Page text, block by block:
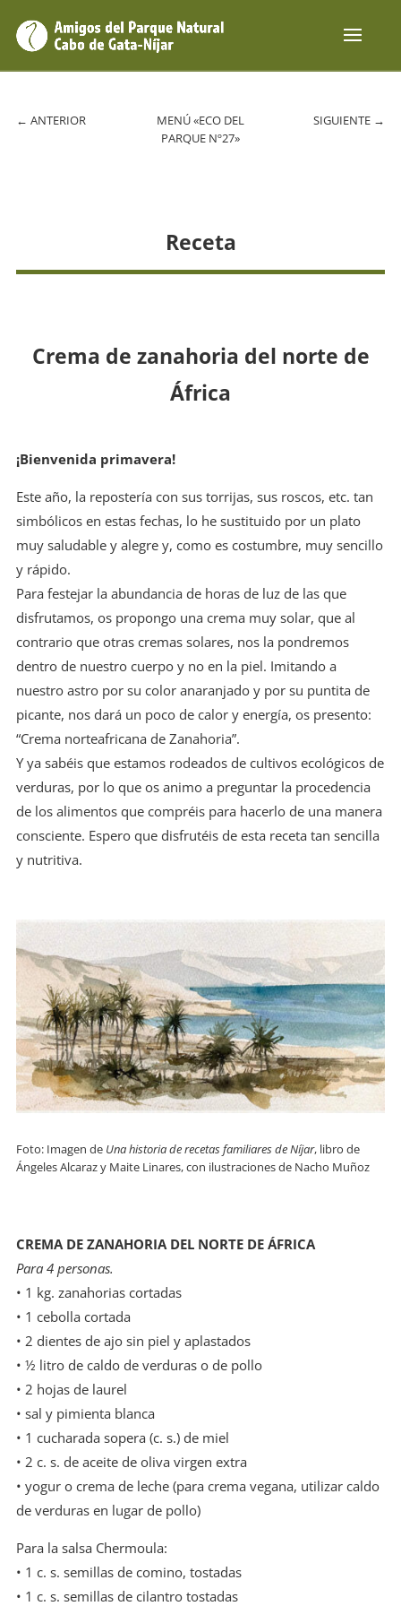
← ANTERIOR
MENÚ «ECO DEL
PARQUE Nº27»
SIGUIENTE →
Receta
Crema de zanahoria del norte de
África
¡Bienvenida primavera!
Este año, la repostería con sus torrijas, sus roscos, etc. tan
simbólicos en estas fechas, lo he sustituido por un plato
muy saludable y alegre y, como es costumbre, muy sencillo
y rápido.
Para festejar la abundancia de horas de luz de las que
disfrutamos, os propongo una crema muy solar, que al
contrario que otras cremas solares, nos la pondremos
dentro de nuestro cuerpo y no en la piel. Imitando a
nuestro astro por su color anaranjado y por su puntita de
picante, nos dará un poco de calor y energía, os presento:
“Crema norteafricana de Zanahoria”.
Y ya sabéis que estamos rodeados de cultivos ecológicos de
verduras, por lo que os animo a preguntar la procedencia
de los alimentos que compréis para hacerlo de una manera
consciente. Espero que disfrutéis de esta receta tan sencilla
y nutritiva.
Foto: Imagen de Una historia de recetas familiares de Níjar, libro de
Ángeles Alcaraz y Maite Linares, con ilustraciones de Nacho Muñoz
CREMA DE ZANAHORIA DEL NORTE DE ÁFRICA
Para 4 personas.
• 1 kg. zanahorias cortadas
• 1 cebolla cortada
• 2 dientes de ajo sin piel y aplastados
• ½ litro de caldo de verduras o de pollo
• 2 hojas de laurel
• sal y pimienta blanca
• 1 cucharada sopera (c. s.) de miel
• 2 c. s. de aceite de oliva virgen extra
• yogur o crema de leche (para crema vegana, utilizar caldo
de verduras en lugar de pollo)
Para la salsa Chermoula:
• 1 c. s. semillas de comino, tostadas
• 1 c. s. semillas de cilantro tostadas